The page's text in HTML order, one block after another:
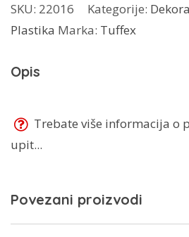
TP-
4504
količina
SKU: 22016 Kategorije:
Plastika Marka: Tuffex
Opis
Trebate više informacija o
upit...
Povezani proizvodi